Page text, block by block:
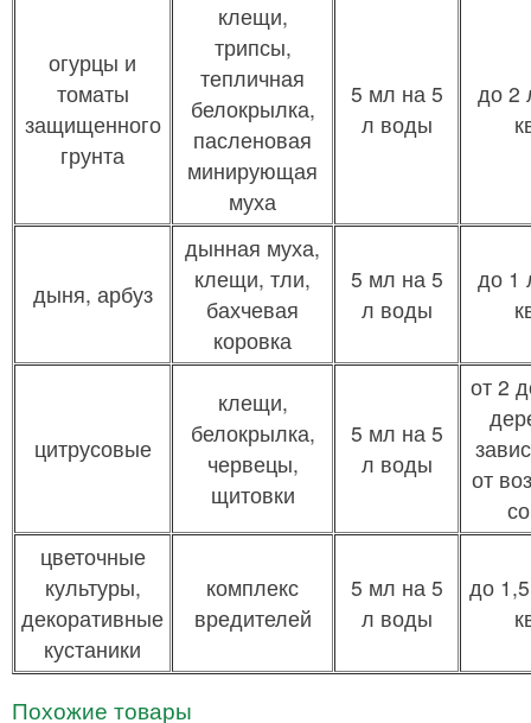
огурцы и
томаты
защищенного
грунта
клещи,
трипсы,
тепличная
белокрылка,
пасленовая
минирующая
муха
5 мл на 5
л воды
до 2
дыня, арбуз
дынная муха,
клещи, тли,
бахчевая
коровка
5 мл на 5
л воды
до 1
цитрусовые
клещи,
белокрылка,
червецы,
щитовки
5 мл на 5
л воды
от 2
от
цветочные
культуры,
декоративные
кустаники
комплекс
вредителей
5 мл на 5
л воды
до
Похожие товары